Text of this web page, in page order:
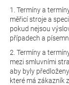
1. Termíny a
měřicí stroje a
pokud nejsou
případech a
2. Termíny a
mezi smluvními
aby byly
které má zákazník